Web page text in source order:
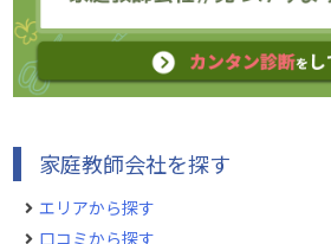
家庭教師会社を探す
エリアから探す
口コミから探す